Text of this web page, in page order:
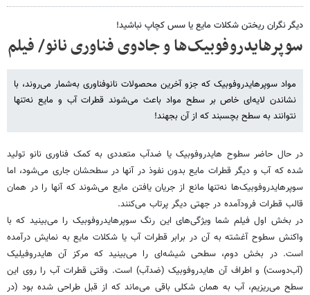
دیگر نگران ریختن شکلات مایع یا سس کچاپ نباشید!
سوپرهایدروفوبیک‌ها و جادوی فناوری نانو/ فیلم
مواد سوپرهایدروفوبیک که جزو آخرین محصولات نانوفناوری به‌شمار می‌روند، با
نشاندن لایه‌ای خاص بر سطح مواد باعث می‌شوند قطرات آب و مایع نه‌تنها
نتوانند به سطح بچسبند که از آن بجهند!
در حال حاضر سطوح هایدروفوبیک یا ضدآب متعددی به کمک فناوری نانو تولید
شده که آب و دیگر قطرات مایع بدون نفوذ در آنها در سطحشان جاری می‌شود، اما
سوپرهایدروفوبیک‌ها نه‌تنها مانع از جریان یافتن مایع می‌شوند که آنها را در همان
قالب قطرات فرودآمده در جهتی دیگر پرتاب می‌کنند.
در بخش اول فیلم شما ویژگی‌های این رنگ سوپرهایدروفوبیک را می‌بینید که با
واکنش سطوح آغشته به آن در برابر قطرات آب یا شکلات مایع به نمایش درآمده
است. در بخش دوم، سطحی شیشه‌ای را می‌بینید که مرکز آن هایدروفیلیک
(آب‌دوست) و اطراف آن هایدروفوبیک (ضدآب) است. وقتی قطرات آب را روی این
سطح می‌ریزیم، آب به همان شکلی باقی می‌ماند که از قبل طراحی شده بود (در